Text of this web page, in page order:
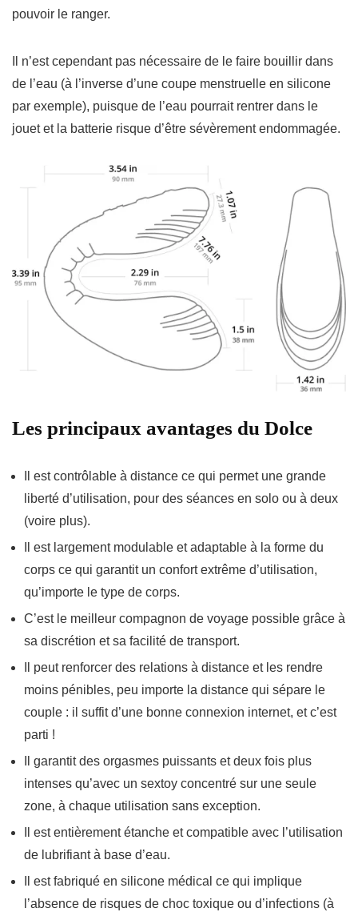
pouvoir le ranger.
Il n’est cependant pas nécessaire de le faire bouillir dans
de l’eau (à l’inverse d’une coupe menstruelle en silicone
par exemple), puisque de l’eau pourrait rentrer dans le
jouet et la batterie risque d’être sévèrement endommagée.
Les principaux avantages du Dolce
Il est contrôlable à distance ce qui permet une grande
liberté d’utilisation, pour des séances en solo ou à deux
(voire plus).
Il est largement modulable et adaptable à la forme du
corps ce qui garantit un confort extrême d’utilisation,
qu’importe le type de corps.
C’est le meilleur compagnon de voyage possible grâce à
sa discrétion et sa facilité de transport.
Il peut renforcer des relations à distance et les rendre
moins pénibles, peu importe la distance qui sépare le
couple : il suffit d’une bonne connexion internet, et c’est
parti !
Il garantit des orgasmes puissants et deux fois plus
intenses qu’avec un sextoy concentré sur une seule
zone, à chaque utilisation sans exception.
Il est entièrementétanche et compatible avec l’utilisation
de lubrifiant à base d’eau.
Il est fabriqué en silicone médical ce qui implique
l’absence de risques de choc toxique ou d’infections (à